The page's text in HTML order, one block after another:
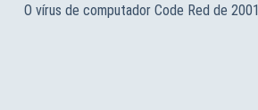
O vírus de computador Code Red de 2001